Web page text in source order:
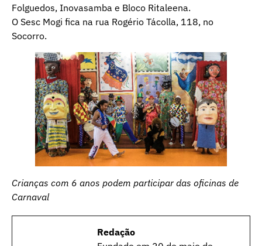
Folguedos, Inovasamba e Bloco Ritaleena.
O Sesc Mogi fica na rua Rogério Tácolla, 118, no
Socorro.
Crianças com 6 anos podem participar das oficinas de
Carnaval
Redação